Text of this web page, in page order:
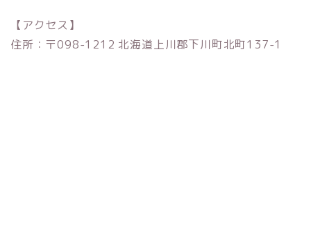
【アクセス】
住所：〒098-1212 北海道上川郡下川町北町137-1